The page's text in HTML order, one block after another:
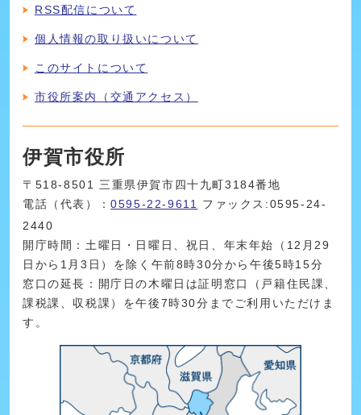
RSS配信について
個人情報の取り扱いについて
このサイトについて
市役所案内（交通アクセス）
伊賀市役所
〒518-8501 三重県伊賀市四十九町3184番地
電話（代表）：0595-22-9611
ファックス:0595-24-
2440
開庁時間：土曜日・日曜日、祝日、年末年始（12月29
日から1月3日）を除く午前8時30分から午後5時15分
窓口の延長：開庁日の木曜日は証明窓口（戸籍住民課、
課税課、収税課）を午後7時30分までご利用いただけま
す。